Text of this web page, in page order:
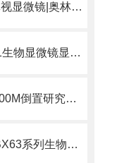
解读奥林巴斯SZX10体视显微镜|奥林巴斯体视显微镜是什么？
olympus奥林巴斯BX41生物显微镜显微镜
徕卡金相显微镜DMI3000M倒置研究级工业应用显微镜
奥林巴斯BX43/BX53/BX63系列生物显微镜特点介绍